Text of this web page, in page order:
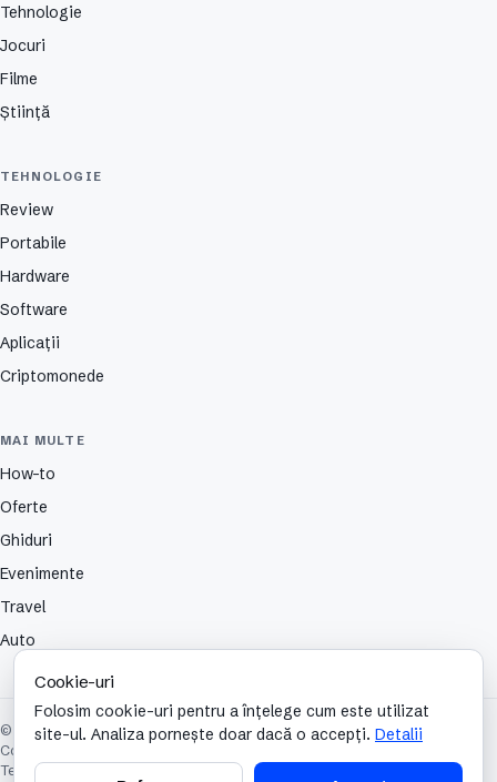
Tehnologie
Jocuri
Filme
Știință
TEHNOLOGIE
Review
Portabile
Hardware
Software
Aplicații
Criptomonede
MAI MULTE
How-to
Oferte
Ghiduri
Evenimente
Travel
Auto
© 2026 TechCafe. Toate drepturile rezervate.
Contact
Termeni și condiții
Cookie-uri
Folosim cookie-uri pentru a înțelege cum este utilizat
site-ul. Analiza pornește doar dacă o accepți. Detalii